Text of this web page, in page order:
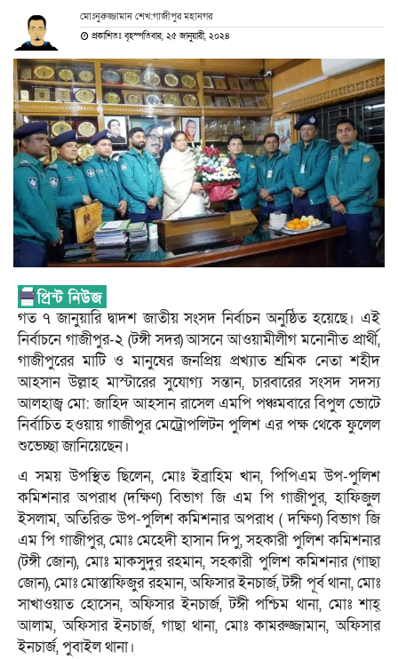
মোঃনুরুজ্জামান শেখ:গাজীপুর মহানগর
প্রকাশিতঃ বৃহস্পতিবার, ২৫ জানুয়ারী, ২০২৪
গত ৭ জানুয়ারি দ্বাদশ জাতীয় সংসদ নির্বাচন অনুষ্ঠিত হয়েছে। এই
নির্বাচনে গাজীপুর-২ (টঙ্গী সদর) আসনে আওয়ামীলীগ মনোনীত প্রার্থী,
গাজীপুরের মাটি ও মানুষের জনপ্রিয় প্রখ্যাত শ্রমিক নেতা শহীদ
আহসান উল্লাহ মাস্টারের সুযোগ্য সন্তান, চারবারের সংসদ সদস্য
আলহাজ্ব মো: জাহিদ আহসান রাসেল এমপি পঞ্চমবারে বিপুল ভোটে
নির্বাচিত হওয়ায় গাজীপুর মেট্রোপলিটন পুলিশ এর পক্ষ থেকে ফুলেল
শুভেচ্ছা জানিয়েছেন।
এ সময় উপস্থিত ছিলেন, মোঃ ইব্রাহিম খান, পিপিএম উপ-পুলিশ
কমিশনার অপরাধ (দক্ষিণ) বিভাগ জি এম পি গাজীপুর, হাফিজুল
ইসলাম, অতিরিক্ত উপ-পুলিশ কমিশনার অপরাধ ( দক্ষিণ) বিভাগ জি
এম পি গাজীপুর, মোঃ মেহেদী হাসান দিপু, সহকারী পুলিশ কমিশনার
(টঙ্গী জোন), মোঃ মাকসুদুর রহমান, সহকারী পুলিশ কমিশনার (গাছা
জোন), মোঃ মোস্তাফিজুর রহমান, অফিসার ইনচার্জ, টঈী পূর্ব থানা, মোঃ
সাখাওয়াত হোসেন, অফিসার ইনচার্জ, টঈী পশ্চিম থানা, মোঃ শাহ্
আলাম, অফিসার ইনচার্জ, গাছা থানা, মোঃ কামরুজ্জামান, অফিসার
ইনচার্জ, পুবাইল থানা।